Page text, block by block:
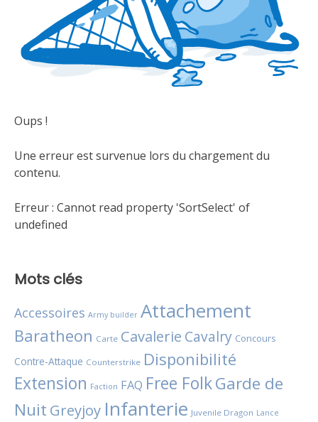
Oups !
Une erreur est survenue lors du chargement du
contenu.
Erreur : Cannot read property 'SortSelect' of
undefined
Mots clés
Accessoires Army builder Attachement
Baratheon Carte Cavalerie Cavalry Concours
Contre-Attaque Counterstrike Disponibilité
Extension Faction FAQ Free FolkGarde de
Nuit Greyjoy Infanterie Juvenile Dragon Lance